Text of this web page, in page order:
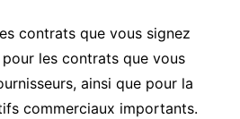
contrats que vous signez
les contrats que vous
ainsi que pour la
commerciaux importants.